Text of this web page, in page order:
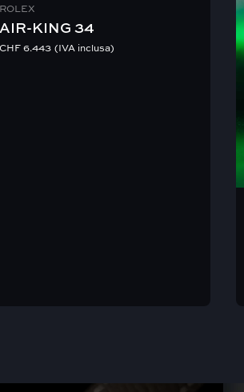
ROLEX
AIR-KING 34
CHF 6.443 (IVA inclusa)